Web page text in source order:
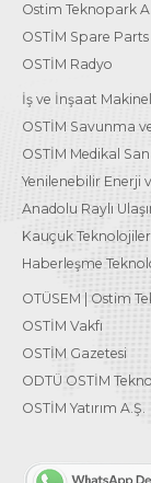
Ostim Teknopark
OSTİM Spare Parts
OSTİM Radyo
İş ve İnşaat
OSTİM Savunma
OSTİM Medikal
Yenilenebilir Enerji
Anadolu Raylı
Kauçuk
Haberleşme
OTÜSEM | Ostim
OSTİM Vakfı
OSTİM Gazetesi
ODTÜ OSTİM
OSTİM Yatırım A.Ş.